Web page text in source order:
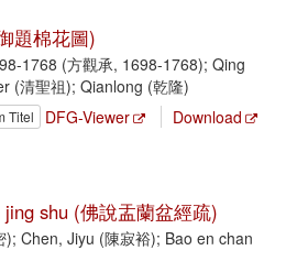
題棉花圖)
1768 (方觀承, 1698-1768); Qing
(清聖祖); Qianlong (乾隆)
Titel DFG-Viewer Download
shu (佛說盂蘭盆經疏)
Chen, Jiyu (陳寂裕); Bao en chan